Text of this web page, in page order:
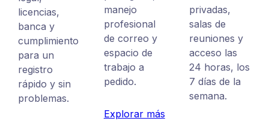
licencias,
banca y
cumplimiento
para un
registro
rápido y sin
problemas.
manejo
profesional
de correo y
espacio de
trabajo a
pedido.
Explorar más
privadas,
salas de
reuniones y
acceso las
24 horas, los
7 días de la
semana.